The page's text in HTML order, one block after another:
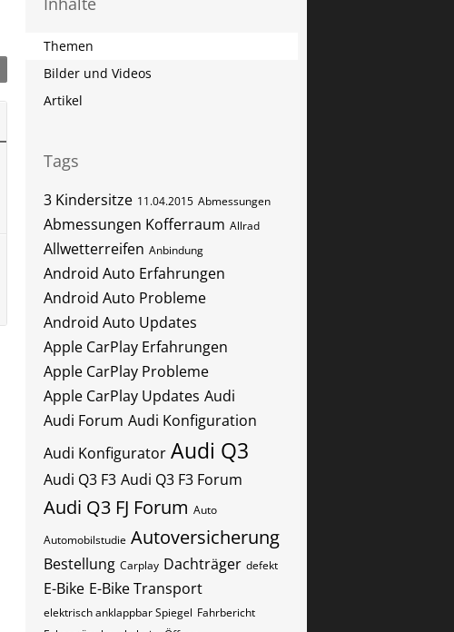
Themen
Bilder und Videos
Artikel
Tags
3 Kindersitze 11.04.2015 Abmessungen
Abmessungen Kofferraum Allrad
Allwetterreifen Anbindung
Android Auto Erfahrungen
Android Auto Probleme
Android Auto Updates
Apple CarPlay Erfahrungen
Apple CarPlay Probleme
Apple CarPlay Updates Audi
Audi Forum Audi Konfiguration
Audi Konfigurator Audi Q3
Audi Q3 F3 Audi Q3 F3 Forum
Audi Q3 FJ Forum Auto
Automobilstudie Autoversicherung
Bestellung Carplay Dachträger defekt
E-Bike E-Bike Transport
elektrisch anklappbar Spiegel Fahrbericht